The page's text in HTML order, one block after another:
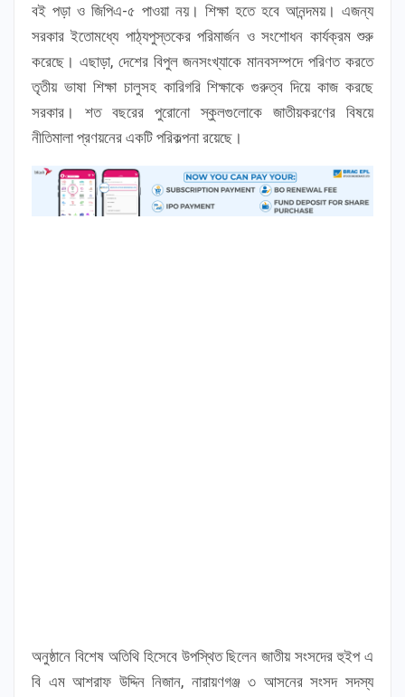
বই পড়া ও জিপিএ-৫ পাওয়া নয়। শিক্ষা হতে হবে আনন্দময়। এজন্য
সরকার ইতোমধ্যে পাঠ্যপুস্তকের পরিমার্জন ও সংশোধন কার্যক্রম শুরু
করেছে। এছাড়া, দেশের বিপুল জনসংখ্যাকে মানবসম্পদে পরিণত করতে
তৃতীয় ভাষা শিক্ষা চালুসহ কারিগরি শিক্ষাকে গুরুত্ব দিয়ে কাজ করছে
সরকার। শত বছরের পুরোনো স্কুলগুলোকে জাতীয়করণের বিষয়ে
নীতিমালা প্রণয়নের একটি পরিকল্পনা রয়েছে।
অনুষ্ঠানে বিশেষ অতিথি হিসেবে উপস্থিত ছিলেন জাতীয় সংসদের হুইপ এ
বি এম আশরাফ উদ্দিন নিজান, নারায়ণগঞ্জ ৩ আসনের সংসদ সদস্য